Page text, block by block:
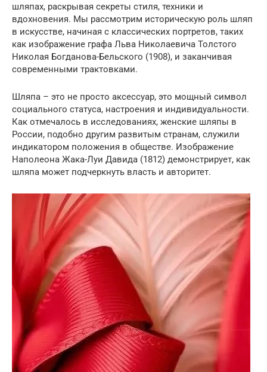
шляпах, раскрывая секреты стиля, техники и
вдохновения. Мы рассмотрим историческую роль шляп
в искусстве, начиная с классических портретов, таких
как изображение графа Льва Николаевича Толстого
Николая Богданова-Бельского (1908), и заканчивая
современными трактовками.
Шляпа – это не просто аксессуар, это мощный символ
социального статуса, настроения и индивидуальности.
Как отмечалось в исследованиях, женские шляпы в
России, подобно другим развитым странам, служили
индикатором положения в обществе. Изображение
Наполеона Жака-Луи Давида (1812) демонстрирует, как
шляпа может подчеркнуть власть и авторитет.